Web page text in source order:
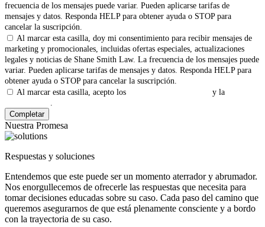
frecuencia de los mensajes puede variar. Pueden aplicarse tarifas de
mensajes y datos. Responda HELP para obtener ayuda o STOP para
cancelar la suscripción.
Al marcar esta casilla, doy mi consentimiento para recibir mensajes de
marketing y promocionales, incluidas ofertas especiales, actualizaciones
legales y noticias de Shane Smith Law. La frecuencia de los mensajes puede
variar. Pueden aplicarse tarifas de mensajes y datos. Responda HELP para
obtener ayuda o STOP para cancelar la suscripción.
Al marcar esta casilla, acepto los
y la
Nuestra Promesa
Respuestas y soluciones
Entendemos que este puede ser un momento aterrador y abrumador.
Nos enorgullecemos de ofrecerle las respuestas que necesita para
tomar decisiones educadas sobre su caso. Cada paso del camino que
queremos asegurarnos de que está plenamente consciente y a bordo
con la trayectoria de su caso.